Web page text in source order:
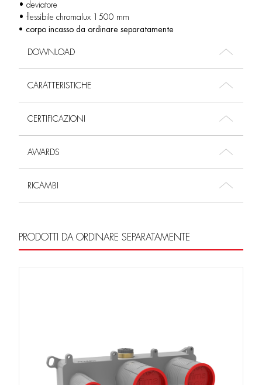
• deviatore
• flessibile chromalux 1500 mm
• corpo incasso da ordinare separatamente
DOWNLOAD
CARATTERISTICHE
CERTIFICAZIONI
AWARDS
RICAMBI
PRODOTTI DA ORDINARE SEPARATAMENTE